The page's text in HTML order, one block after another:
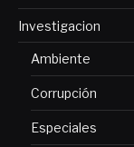
Investigacion
Ambiente
Corrupción
Especiales